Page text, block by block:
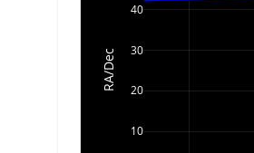
10
20
30
40
RA/Dec